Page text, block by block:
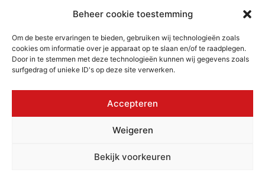
Beheer cookie toestemming
Om de beste ervaringen te bieden, gebruiken wij technologieën zoals
cookies om informatie over je apparaat op te slaan en/of te raadplegen.
Door in te stemmen met deze technologieën kunnen wij gegevens zoals
surfgedrag of unieke ID's op deze site verwerken.
Accepteren
Weigeren
Bekijk voorkeuren
Verzenden
© 2026 MAKRA Benelux, alle rechten
Cookiebeleid